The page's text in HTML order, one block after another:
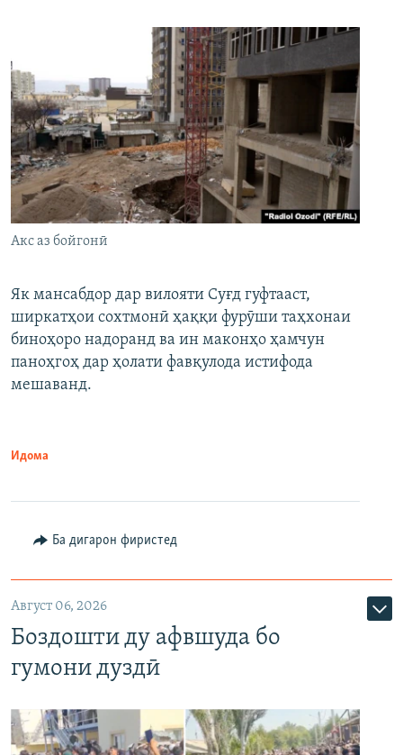
Акс аз бойгонӣ
Як мансабдор дар вилояти Суғд гуфтааст,
ширкатҳои сохтмонӣ ҳаққи фурӯши таҳхонаи
биноҳоро надоранд ва ин маконҳо ҳамчун
паноҳгоҳ дар ҳолати фавқулода истифода
мешаванд.
Идома
Ба дигарон фиристед
Август 06, 2026
Боздошти ду афвшуда бо
гумони дуздӣ